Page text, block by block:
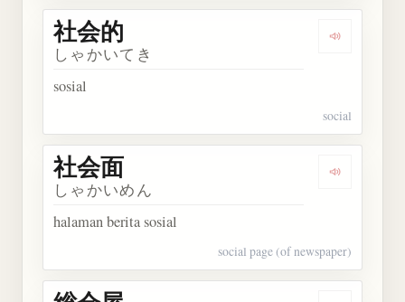
Dengarkan
社会的
しゃかいてき
sosial
social
Dengarkan
社会面
しゃかいめん
halaman berita sosial
social page (of newspaper)